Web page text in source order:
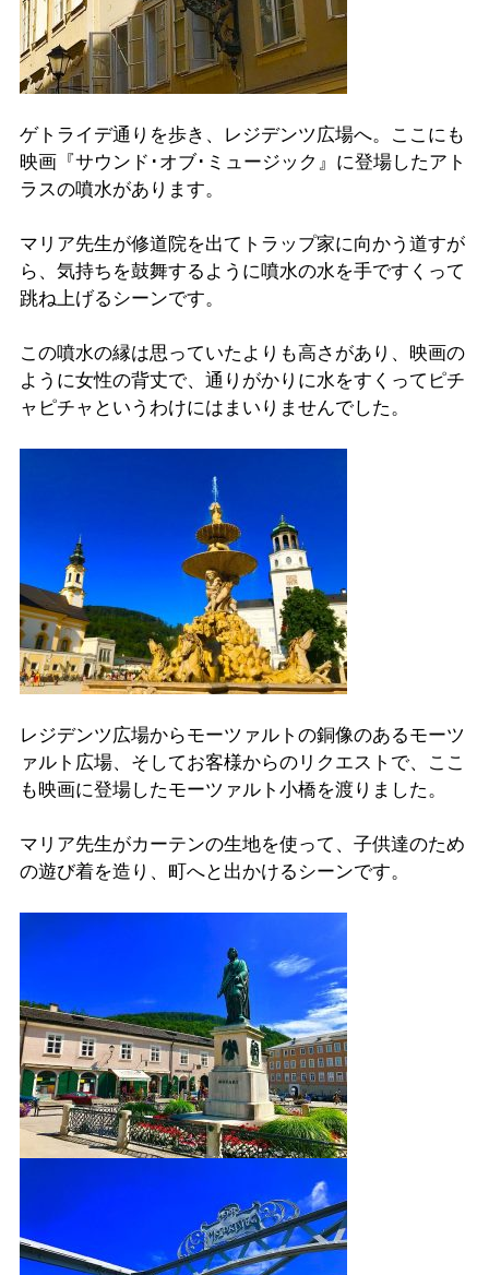
ゲトライデ通りを歩き、レジデンツ広場へ。ここにも
映画『サウンド･オブ･ミュージック』に登場したアト
ラスの噴水があります。
マリア先生が修道院を出てトラップ家に向かう道すが
ら、気持ちを鼓舞するように噴水の水を手ですくって
跳ね上げるシーンです。
この噴水の縁は思っていたよりも高さがあり、映画の
ように女性の背丈で、通りがかりに水をすくってピチ
ャピチャというわけにはまいりませんでした。
レジデンツ広場からモーツァルトの銅像のあるモーツ
ァルト広場、そしてお客様からのリクエストで、ここ
も映画に登場したモーツァルト小橋を渡りました。
マリア先生がカーテンの生地を使って、子供達のため
の遊び着を造り、町へと出かけるシーンです。